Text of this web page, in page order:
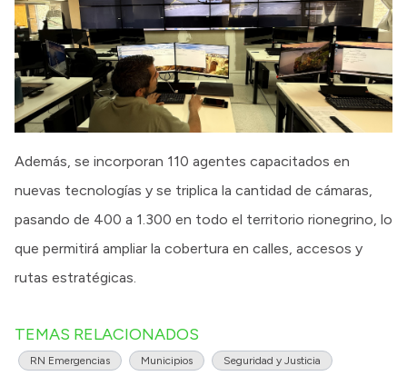
Además, se incorporan 110 agentes capacitados en
nuevas tecnologías y se triplica la cantidad de cámaras,
pasando de 400 a 1.300 en todo el territorio rionegrino, lo
que permitirá ampliar la cobertura en calles, accesos y
rutas estratégicas.
TEMAS RELACIONADOS
RN Emergencias Municipios Seguridad y Justicia